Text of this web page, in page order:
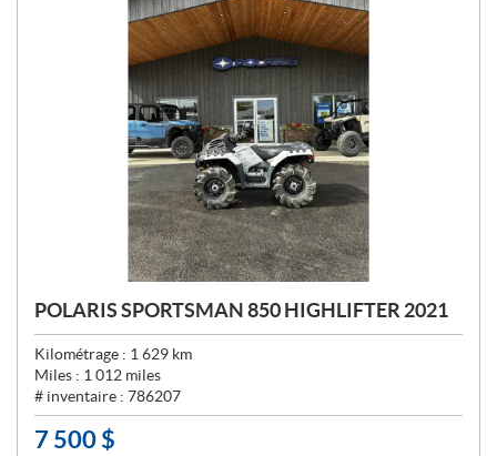
POLARIS SPORTSMAN 850 HIGHLIFTER 2021
Kilométrage : 1 629 km
Miles : 1 012 miles
# inventaire : 786207
P
7 500 $